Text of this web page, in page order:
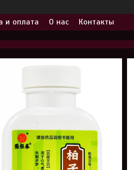
и оплата О нас Контакты